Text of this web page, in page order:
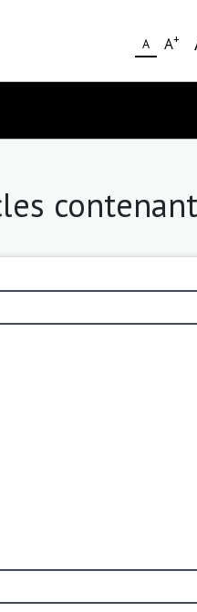
A A+
contenant